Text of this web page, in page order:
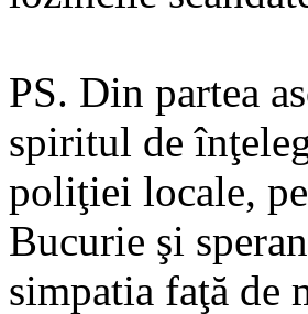
PS. Din partea
spiritul de
poliţiei locale,
Bucurie şi
simpatia faţă de